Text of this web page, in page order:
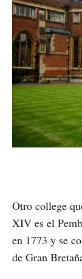
Otro college
XIV es el
en 1773 y se
de Gran